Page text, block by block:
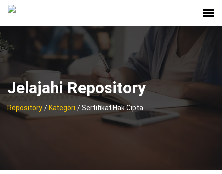
Jelajahi Repository
Repository / Kategori / Sertifikat Hak Cipta